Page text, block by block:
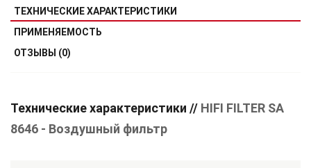
ТЕХНИЧЕСКИЕ ХАРАКТЕРИСТИКИ
ПРИМЕНЯЕМОСТЬ
ОТЗЫВЫ (0)
Технические характеристики // HIFI FILTER SA
8646 - Воздушный фильтр